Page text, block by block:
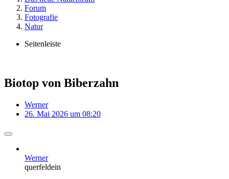
Forum
Fotografie
Natur
Seitenleiste
Biotop von Biberzahn
Werner
26. Mai 2026 um 08:20
Werner
querfeldein